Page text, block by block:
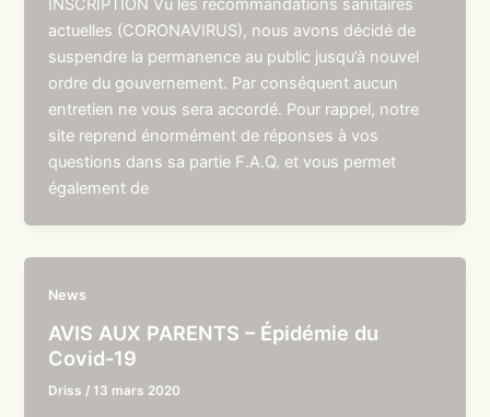
INSCRIPTION Vu les recommandations sanitaires
actuelles (CORONAVIRUS), nous avons décidé de
suspendre la permanence au public jusqu’à nouvel
ordre du gouvernement. Par conséquent aucun
entretien ne vous sera accordé. Pour rappel, notre
site reprend énormément de réponses à vos
questions dans sa partie F.A.Q. et vous permet
également de
News
AVIS AUX PARENTS – Épidémie du
Covid-19
Driss /13 mars 2020